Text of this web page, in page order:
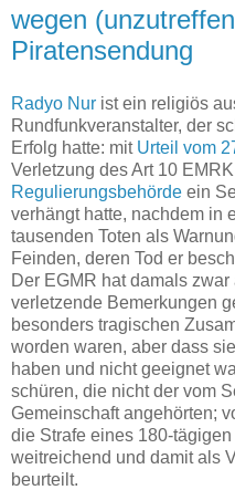
wegen
Piratensendung
Radyo Nur ist ein religiös
Rundfunkveranstalter, der
Erfolg hatte: mit Urteil vom
Verletzung des Art 10
Regulierungsbehörde ein
verhängt hatte, nachdem in
tausenden Toten als
Feinden, deren Tod er
Der EGMR hat damals
verletzende Bemerkungen
besonders tragischen
worden waren, aber dass
haben und nicht geeignet
schüren, die nicht der vom
Gemeinschaft angehörten;
die Strafe eines 180-
weitreichend und damit als
beurteilt.